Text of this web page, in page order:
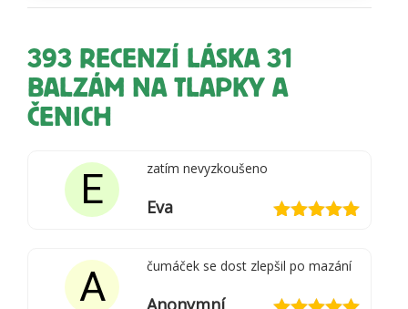
393 RECENZÍ
LÁSKA 31
BALZÁM NA TLAPKY A
ČENICH
E zatím nevyzkoušeno
Eva
A čumáček se dost zlepšil po mazání
Anonymní